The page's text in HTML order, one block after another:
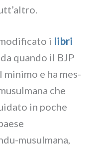
i libri
quan­do il BJP
e ha mes­
che
in poche
musulmana,